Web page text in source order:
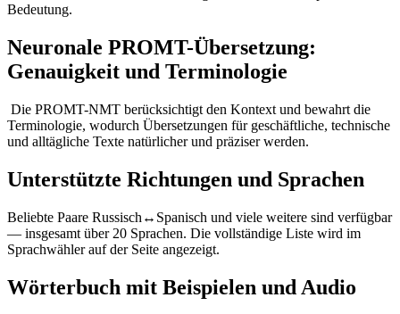
Bedeutung.
Neuronale PROMT-Übersetzung:
Genauigkeit und Terminologie
Die PROMT-NMT berücksichtigt den Kontext und bewahrt die
Terminologie, wodurch Übersetzungen für geschäftliche, technische
und alltägliche Texte natürlicher und präziser werden.
Unterstützte Richtungen und Sprachen
Beliebte Paare Russisch↔Spanisch und viele weitere sind verfügbar
— insgesamt über 20 Sprachen. Die vollständige Liste wird im
Sprachwähler auf der Seite angezeigt.
Wörterbuch mit Beispielen und Audio